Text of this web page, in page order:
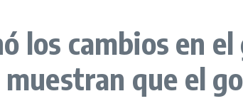
los cambios en
que el